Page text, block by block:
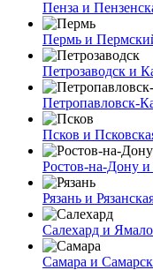
Пенза и
Пермь и
Петрозаводск и
Петропавловск-
Псков и
Ростов-на-Дону и
Рязань и
Салехард и
Самара и